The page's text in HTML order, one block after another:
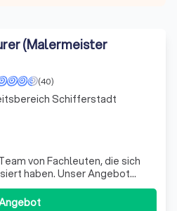
(Malermeister
(40)
von Fachleuten, die sich
haben. Unser Angebot
als auch Dekorputze, die wir
Sorgfalt auftragen. Wir prüfen
Schifferstadt